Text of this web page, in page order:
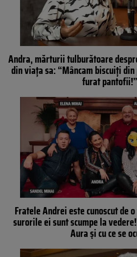
Andra, mărturii tulburătoare
din viața sa: “Mâncam biscuiți
furat pantofii!”
Fratele Andrei este cunoscut de
surorile ei sunt scumpe la
Aura și cu ce se